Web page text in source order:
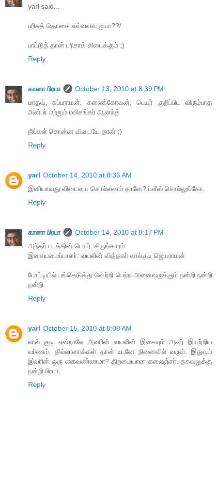
yarl said...
பரிசுத் தொகை எவ்வளவு ஐயா??/
பாட்டுத் தான் பரிசாக் கிடைக்கும் ;)
Reply
கானா பிரபா
October 13, 2010 at 8:39 PM
மாதவ், சுப்பராமன், கலைக்கோவன், பெயர் குறிப்பிட விரும்பாத
அன்பர் மற்றும் ரவிசங்கர் ஆனந்த்
நீங்கள் சொன்ன விடையே தான் ;)
Reply
yarl October 14, 2010 at 8:36 AM
இனியாவது விடையை சொல்லலாம் தானே? ப்ளீஸ் சொல்லுங்கோ.
Reply
கானா பிரபா
October 14, 2010 at 8:17 PM
அந்தப் படத்தின் பெயர்: சிருங்காரம்
இசையமைப்பாளர்: வயலின் வித்தகர் லால்குடி ஜெயராமன்
போட்டியில் பங்கெடுத்து வெற்றி பெற்ற அனைவருக்கும் நன்றி நன்றி
நன்றி
Reply
yarl October 15, 2010 at 8:08 AM
லால் குடி என்றாலே அவரின் வயலின் இசையும் அவர் இயற்றிய
வர்ணம், தில்லானாக்கள் தான் உடனே நினைவில் வரும். இதுவும்
இவரின் ஒரு கைவண்ணமா? திறமையான கலைஞ்சர். தகவலுக்கு
நன்றி பிரபா.
Reply